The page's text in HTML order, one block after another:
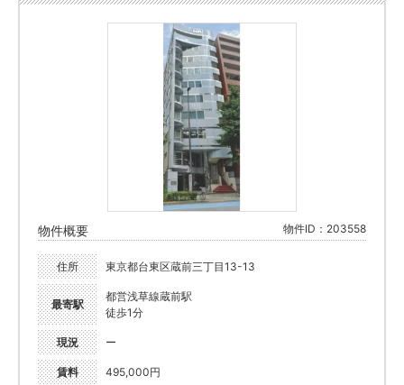
物件概要 物件ID：203558
住所 東京都台東区蔵前三丁目13-13
最寄駅
都営浅草線蔵前駅
徒歩1分
現況 ー
賃料 495,000円